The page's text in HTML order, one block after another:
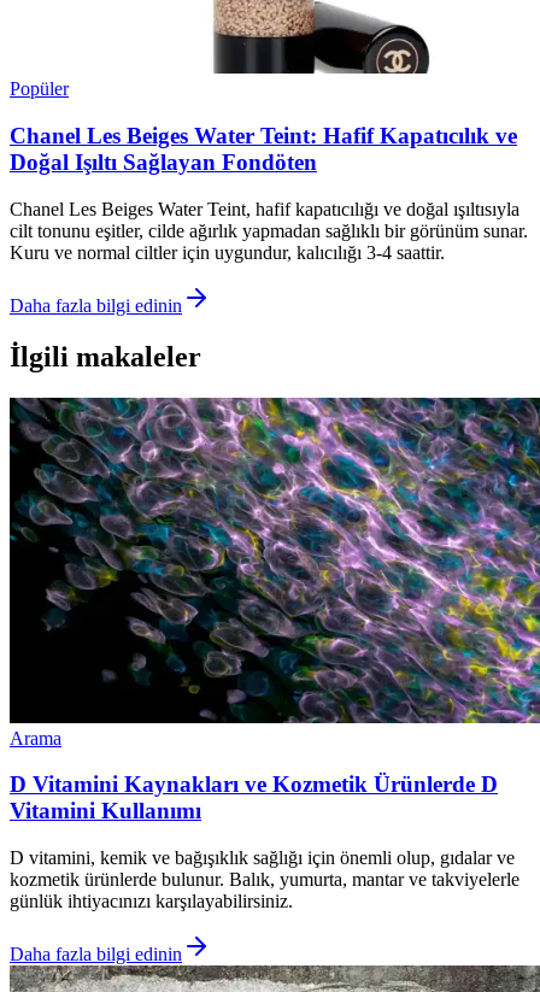
Popüler
Chanel Les Beiges Water Teint: Hafif Kapatıcılık ve
Doğal Işıltı Sağlayan Fondöten
Chanel Les Beiges Water Teint, hafif kapatıcılığı ve doğal ışıltısıyla
cilt tonunu eşitler, cilde ağırlık yapmadan sağlıklı bir görünüm sunar.
Kuru ve normal ciltler için uygundur, kalıcılığı 3-4 saattir.
Daha fazla bilgi edinin
İlgili makaleler
Arama
D Vitamini Kaynakları ve Kozmetik Ürünlerde D
Vitamini Kullanımı
D vitamini, kemik ve bağışıklık sağlığı için önemli olup, gıdalar ve
kozmetik ürünlerde bulunur. Balık, yumurta, mantar ve takviyelerle
günlük ihtiyacınızı karşılayabilirsiniz.
Daha fazla bilgi edinin